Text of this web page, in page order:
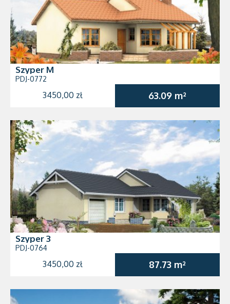
Szyper M
PDJ-0772
3450,00 zł 63.09 m²
Szyper 3
PDJ-0764
3450,00 zł 87.73 m²